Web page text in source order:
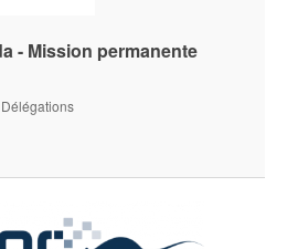
- Mission permanente